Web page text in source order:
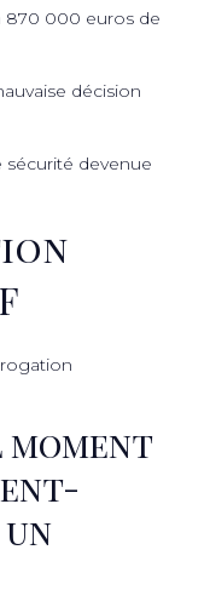
870 000 euros de
décision
sécurité devenue